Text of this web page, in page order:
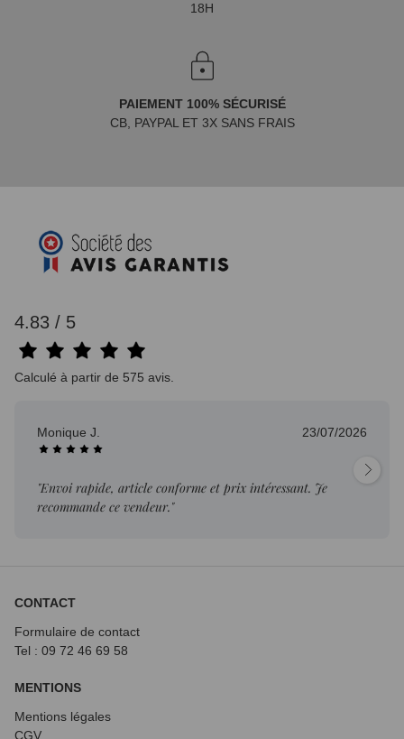
18H
PAIEMENT 100% SÉCURISÉ
CB, PAYPAL ET 3X SANS FRAIS
4.83 / 5
Calculé à partir de 575 avis.
Monique J. 23/07/2026
"Envoi rapide, article conforme et prix intéressant. Je
recommande ce vendeur."
CONTACT
Formulaire de contact
Tel : 09 72 46 69 58
MENTIONS
Mentions légales
CGV